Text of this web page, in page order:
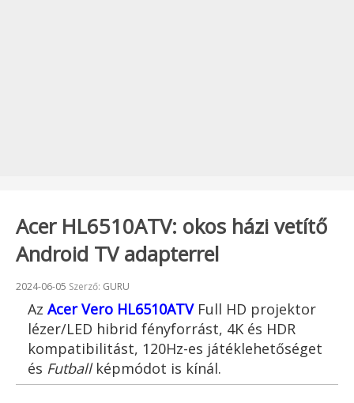
Acer HL6510ATV: okos házi vetítő
Android TV adapterrel
Beküldve:
2024-06-05 Szerző: GURU
Az Acer Vero HL6510ATVFull HD projektor
lézer/LED hibrid fényforrást, 4K és HDR
kompatibilitást, 120Hz-es játéklehetőséget
és Futballképmódot is kínál.